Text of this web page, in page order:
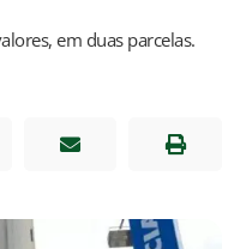
em duas parcelas.